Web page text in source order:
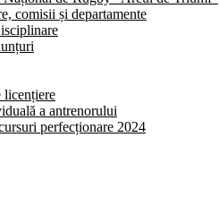
comisii și departamente
licențiere
a antrenorului
perfecționare 2024